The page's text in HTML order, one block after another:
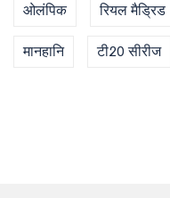
ओलंपिक रियल मैड्रिड
मानहानि टी20 सीरीज